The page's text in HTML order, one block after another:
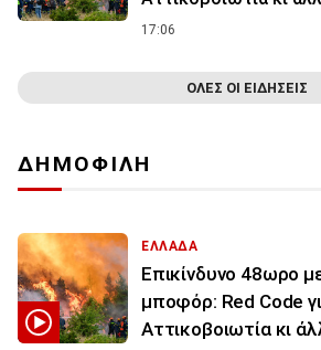
17:06
ΟΛΕΣ ΟΙ ΕΙΔΗΣΕΙΣ
ΔΗΜΟΦΙΛΗ
ΕΛΛΑΔΑ
Επικίνδυνο 48ωρο
μποφόρ: Red Code
Αττικοβοιωτία κι